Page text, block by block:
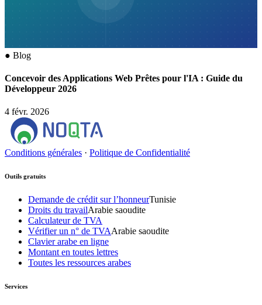
● Blog
Concevoir des Applications Web Prêtes pour l'IA : Guide du
Développeur 2026
4 févr. 2026
Conditions générales · Politique de Confidentialité
Outils gratuits
Demande de crédit sur l’honneurTunisie
Droits du travailArabie saoudite
Calculateur de TVA
Vérifier un n° de TVAArabie saoudite
Clavier arabe en ligne
Montant en toutes lettres
Toutes les ressources arabes
Services